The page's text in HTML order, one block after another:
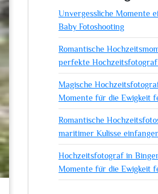
Unvergessliche Momente
Baby Fotoshooting
Romantische
perfekte
Magische
Momente für die Ewigkeit
Romantische
maritimer Kulisse
Hochzeitsfotograf in
Momente für die Ewigkeit